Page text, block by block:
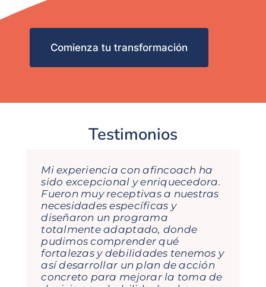
Comienza tu transformación
Testimonios
Mi experiencia con afincoach ha
sido excepcional y enriquecedora.
Fueron muy receptivas a nuestras
necesidades específicas y
diseñaron un programa
totalmente adaptado, donde
pudimos comprender qué
fortalezas y debilidades tenemos y
así desarrollar un plan de acción
concreto para mejorar la toma de
María, Gema e Isabel son
fantásticas! De cada formación
que he recibido con ellas te llevas
aprendizajes, porque el
dinamismo con lo que enfocan
cada tema lo hace todo muy
visual, sencillo y te hace pensar… y
esto ayuda a nivel profesional y
personal. Seguiremos contando